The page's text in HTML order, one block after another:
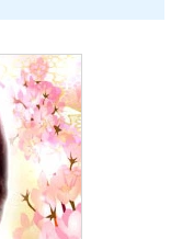
なんて先生に話
てるとのことに
が、今回とくに